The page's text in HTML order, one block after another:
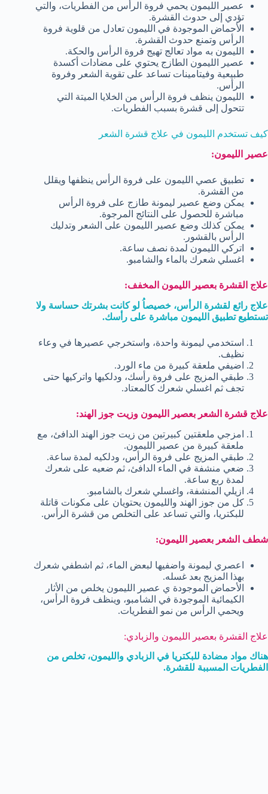
عصير الليمون يحمي فروة الرأس من الفطريات، والتي
تؤدي إلى حدوث القشرة.
الأحماض الموجودة في الليمون تعادل من قلوية فروة
الرأس وتمنع حدوث القشرة.
الليمون به مواد تعالج تهيج فروة الرأس والحكة.
عصير الليمون الطازج يحتوي على مضادات أكسدة
طبيعية وفيتامينات تساعد على تقوية الشعر وفروة
الرأس.
الليمون ينظف فروة الرأس من الخلايا الميتة التي
تتحول إلى قشرة بسبب الفطريات.
كيف تستخدم الليمون في علاج قشرة الشعر
عصير الليمون:
تطبيق عصي الليمون على فروة الرأس ينظفها ويقلل
من القشرة.
يمكن وضع عصير ليمونة طازج على فروة الرأس
مباشرة للحصول على النتائج المرجوة.
يمكن كذلك وضع عصير الليمون على الشعر وتدليك
الرأس بالقشور.
اتركي الليمون لمدة نصف ساعة.
اغسلي شعرك بالماء والشامبو.
علاج القشرة بعصير الليمون المخفف:
علاج رائع لقشرة الرأس، خصيصاُ لو كانت بشرتك حساسة ولا
تستطيع تطبيق الليمون مباشرة على رأسك.
استخدمي ليمونة واحدة، واستخرجي عصيرها في وعاء
نظيف.
اضيفي ملعقة كبيرة من ماء الورد.
طبقي المزيج على فروة رأسك، ودلكيها واتركيها حتى
تجف ثم اغسلي شعرك كالمعتاد.
علاج قشرة الشعر بعصير الليمون وزيت جوز الهند:
امزجي ملعقتين كبيرتين من زيت جوز الهند الدافئ، مع
ملعقة كبيرة من عصير الليمون.
طبقي المزيج على فروة الرأس، ودلكيه لمدة ساعة.
ضعي منشفة في الماء الدافئ، ثم ضعيه على شعرك
لمدة ربع ساعة.
ازيلي المنشفة، واغسلي شعرك بالشامبو.
كل من جوز الهند والليمون يحتويان على مكونات قاتلة
للبكتريا، والتي تساعد على التخلص من قشرة الرأس.
شطف الشعر بعصير الليمون:
اعصري ليمونة واضفيها لبعض الماء، ثم اشطفي شعرك
بهذا المزيج بعد غسله.
الأحماض الموجودة ي عصير الليمون يخلص من الأثار
الكيمائية الموجودة في الشامبو، وينظف فروة الرأس،
ويحمي الرأس من نمو الفطريات.
علاج القشرة بعصير الليمون والزبادي:
هناك مواد مضادة للبكتريا في الزبادي والليمون، تخلص من
الفطريات المسببة للقشرة.